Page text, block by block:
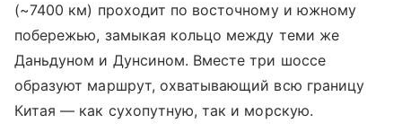
(~7400 км) проходит по восточному и южному
побережью, замыкая кольцо между теми же
Даньдуном и Дунсином. Вместе три шоссе
образуют маршрут, охватывающий всю границу
Китая — как сухопутную, так и морскую.